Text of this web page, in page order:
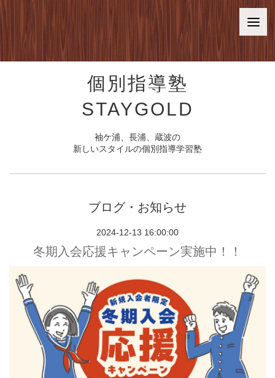
個別指導塾
STAYGOLD
袖ケ浦、長浦、蔵波の
新しいスタイルの個別指導学習塾
ブログ・お知らせ
2024-12-13 16:00:00
冬期入会応援キャンペーン実施中！！